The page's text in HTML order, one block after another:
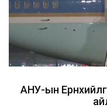
АНУ-ын